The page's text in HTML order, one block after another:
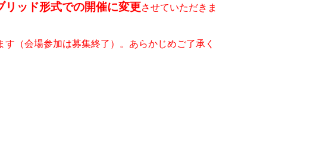
リッド形式での開催に変更させていただきま
す（会場参加は募集終了）。あらかじめご了承く